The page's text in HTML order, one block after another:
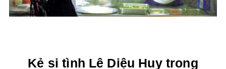
Kẻ si tình Lê Diệu Huy trong